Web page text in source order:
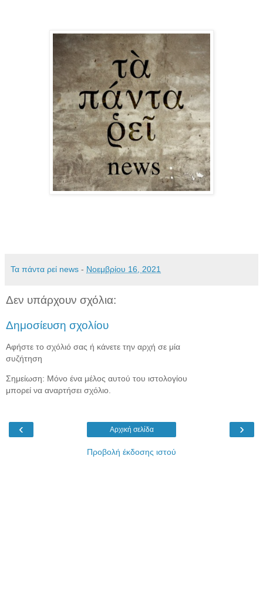
Τα πάντα ρεί news - Νοεμβρίου 16, 2021
Δεν υπάρχουν σχόλια:
Δημοσίευση σχολίου
Αφήστε το σχόλιό σας ή κάνετε την αρχή σε μία
συζήτηση
Σημείωση: Μόνο ένα μέλος αυτού του ιστολογίου
μπορεί να αναρτήσει σχόλιο.
‹ ›
Αρχική σελίδα
Προβολή έκδοσης ιστού